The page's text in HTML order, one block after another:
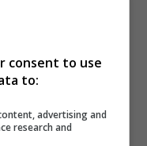
и
своих героев по
и «Соло»)
Энакина и
consent to use
to:
advertising and
research and